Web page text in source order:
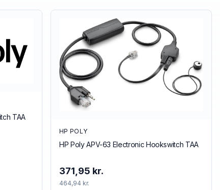
TAA
HP POLY
HP Poly APV-63 Electronic Hookswitch TAA
371,95 kr.
464,94 kr.